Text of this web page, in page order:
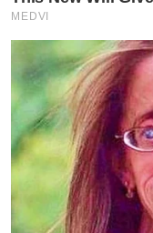
MEDVI